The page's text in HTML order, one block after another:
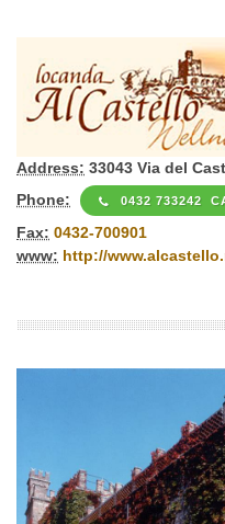
Address: 33043 Via del
Phone:
0432 733242
Fax: 0432-700901
www: http://